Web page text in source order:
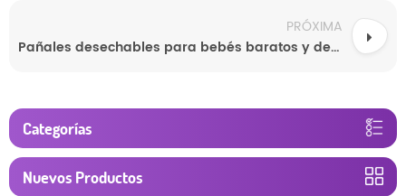
PRÓXIMA
Pañales desechables para bebés baratos y de buena calidad. Muestra gratuita de pañales personalizados súper absorbentes al por mayor desde China.
Categorías
Nuevos Productos